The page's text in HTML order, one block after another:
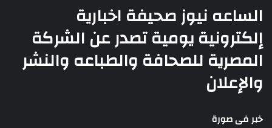
الساعه نيوز صحيفة اخبارية
إلكترونية يومية تصدر عن الشركة
المصرية للصحافة والطباعه والنشر
والإعلان
خبر فى صورة